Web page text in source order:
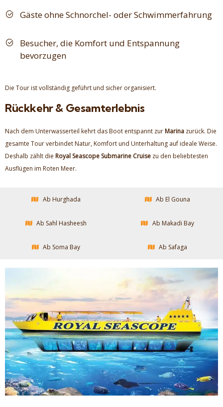
Gäste ohne Schnorchel- oder Schwimmerfahrung
Besucher, die Komfort und Entspannung
bevorzugen
Die Tour ist vollständig geführt und sicher organisiert.
Rückkehr & Gesamterlebnis
Nach dem Unterwasserteil kehrt das Boot entspannt zurMarina zurück. Die
gesamte Tour verbindet Natur, Komfort und Unterhaltung auf ideale Weise.
Deshalb zählt die Royal Seascope Submarine Cruise zu den beliebtesten
Ausflügen im Roten Meer.
Ab Hurghada Ab El Gouna
Ab Sahl Hasheesh Ab Makadi Bay
Ab Soma Bay Ab Safaga